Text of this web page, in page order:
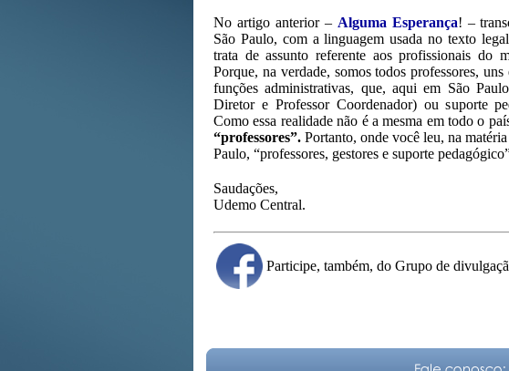
No artigo anterior – Alguma Esperança! –
São Paulo, com a linguagem usada no texto
trata de assunto referente aos profissionais do
Porque, na verdade, somos todos professores,
funções administrativas, que, aqui em São
Diretor e Professor Coordenador) ou suporte
Como essa realidade não é a mesma em todo o
“professores”. Portanto, onde você leu, na
Paulo, “professores, gestores e suporte
Saudações,
Udemo Central.
Participe, também, do Grupo de